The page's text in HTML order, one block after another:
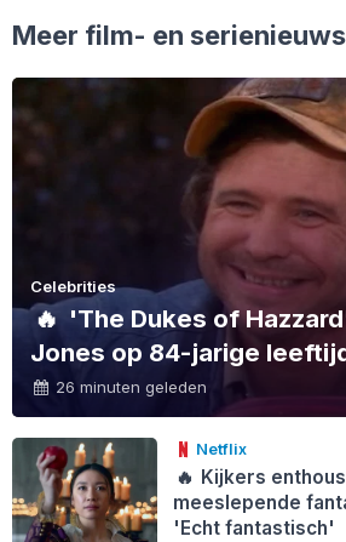
Meer film- en serienieuws
Celebrities
🔥 'The Dukes of
Jones op 84-jarige
26 minuten geleden
Netflix
🔥 Kijkers
meeslepende
'Echt fantastisch'